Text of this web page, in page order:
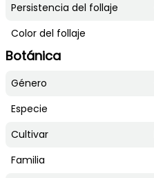
Persistencia del follaje
Color del follaje
Botánica
Género
Especie
Cultivar
Familia